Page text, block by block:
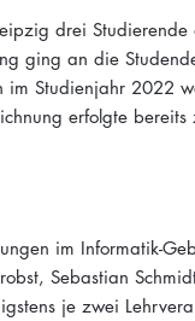
drei
ging an die
Studienjahr 2022
erfolgte bereits
im Informatik-
Sebastian
je zwei